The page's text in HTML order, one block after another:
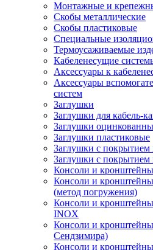
Монтажные и
Скобы металлические
Скобы пластиковые
Специальные
Термоусаживаемые
Кабеленесущие
Аксессуары к
Аксессуары
систем
Заглушки
Заглушки для кабель-
Заглушки
Заглушки пластиковые
Заглушки с
Заглушки с покрытием
Консоли и кронштейны
Консоли и
(метод погружения)
Консоли и
INOX
Консоли и
Сендзимира)
Консоли и